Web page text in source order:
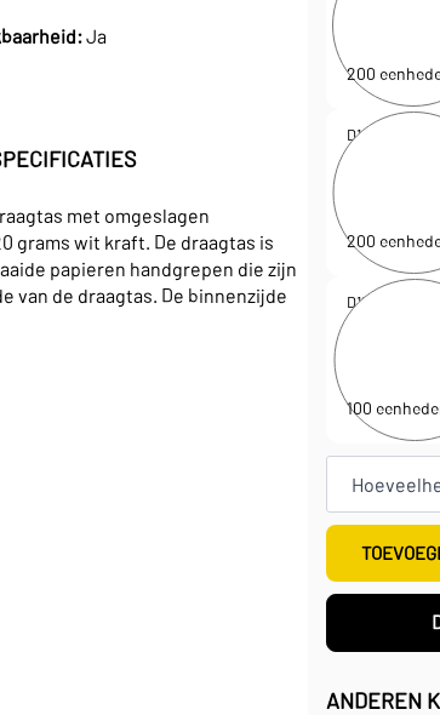
Ja
met omgeslagen
grams wit kraft. De draagtas is
papieren handgrepen die zijn
van de draagtas. De binnenzijde
200
D120554
32 x 10 x 27,5
200
D120558
54 x 14 x
100
ANDEREN